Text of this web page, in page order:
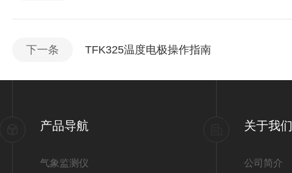
下一条 TFK325温度电极操作指南
产品导航
气象监测仪
关于我们
公司简介